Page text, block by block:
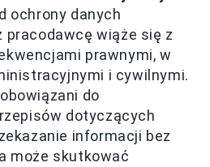
ochrony danych
pracodawcę wiąże się z
prawnymi, w
i cywilnymi.
do
dotyczących
informacji bez
może skutkować